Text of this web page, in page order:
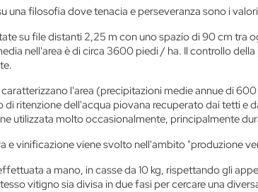
una filosofia dove tenacia e perseveranza sono i
su file distanti 2,25 m con uno spazio di 90 cm
nell'area è di circa 3600 piedi / ha. Il controllo
l'area (precipitazioni medie annue di
ritenzione dell'acqua piovana recuperato dai tetti e
utilizzata molto occasionalmente, principalmente
e vinificazione viene svolto nell'ambito "produzione
a mano, in casse da 10 kg, rispettando gli
vitigno sia divisa in due fasi per cercare una